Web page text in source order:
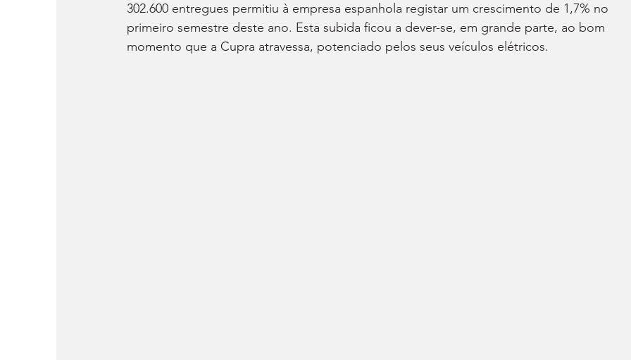
302.600 entregues permitiu à empresa espanhola registar um crescimento de 1,7% no
primeiro semestre deste ano. Esta subida ficou a dever-se, em grande parte, ao bom
momento que a Cupra atravessa, potenciado pelos seus veículos elétricos.